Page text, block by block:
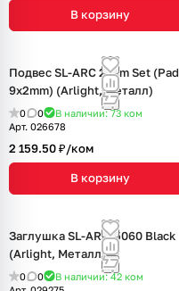
В корзину
Подвес SL-ARC 2x2m Set (Pad
9x2mm) (Arlight, Металл)
0 0 В наличии: 73 ком
Арт. 026678
2 159.50 ₽/ком
В корзину
Заглушка SL-ARC-5060 Black
(Arlight, Металл)
0 0 В наличии: 42 ком